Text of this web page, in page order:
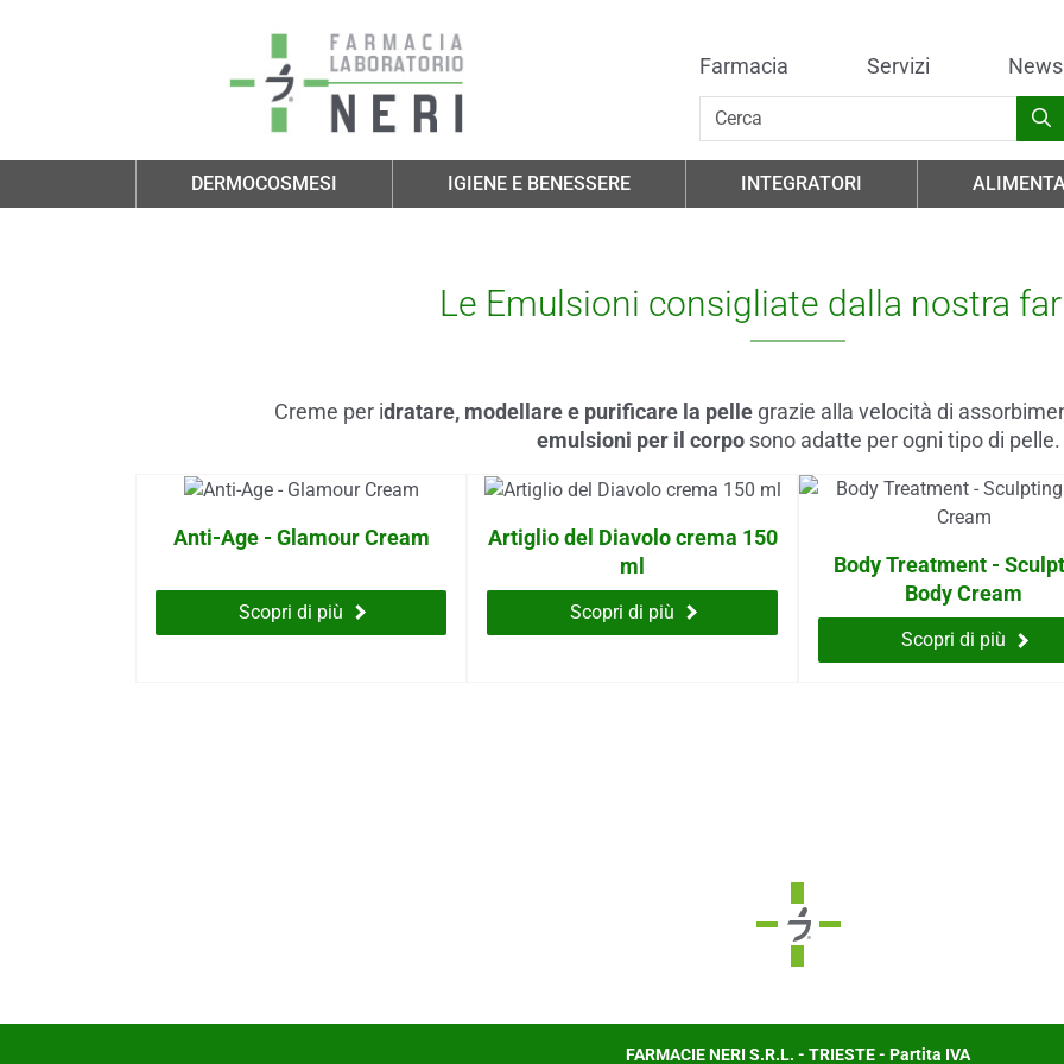
Farmacia Servizi News
DERMOCOSMESI IGIENE E BENESSERE INTEGRATORI
Le Emulsioni consigliate dalla nostra
Creme per idratare, modellare e purificare la pelle grazie alla velocità di
emulsioni per il corposono adatte per ogni tipo di pelle.
Anti-Age - Glamour Cream
Scopri di più
Artiglio del Diavolo crema 150
ml
Scopri di più
Body Treatment -
Body Cream
Scopri di più
FARMACIE NERI S.R.L. - TRIESTE - Partita IVA